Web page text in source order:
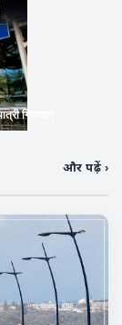
गिरफ्तार
और पढ़ें ›